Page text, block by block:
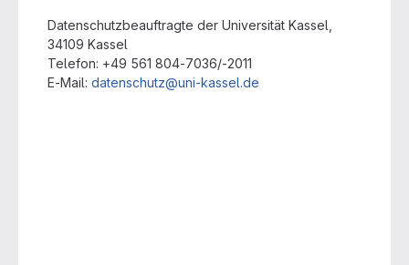
Datenschutzbeauftragte der Universität Kassel,
34109 Kassel
Telefon: +49 561 804-7036/-2011
E-Mail: datenschutz@uni-kassel.de